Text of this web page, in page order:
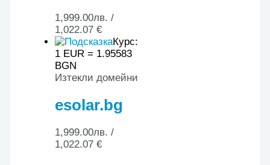
1,999.00лв. /
1,022.07 €
Курс:
1 EUR = 1.95583
BGN
Изтекли домейни
esolar.bg
1,999.00лв. /
1,022.07 €